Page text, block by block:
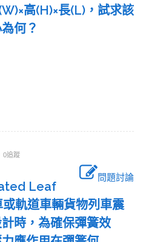
高(H)×長(L)，試求該
為何？
0追蹤
問題討論
Leaf
軌道車輛貨物列車震
時，為確保彈簧效